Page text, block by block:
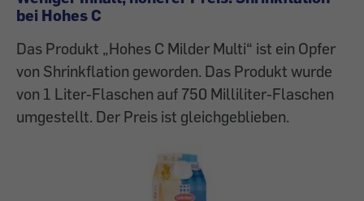
bei Hohes C
Das Produkt „Hohes C Milder Multi“ ist ein Opfer
von Shrinkflation geworden. Das Produkt wurde
von 1 Liter-Flaschen auf 750 Milliliter-Flaschen
umgestellt. Der Preis ist gleichgeblieben.